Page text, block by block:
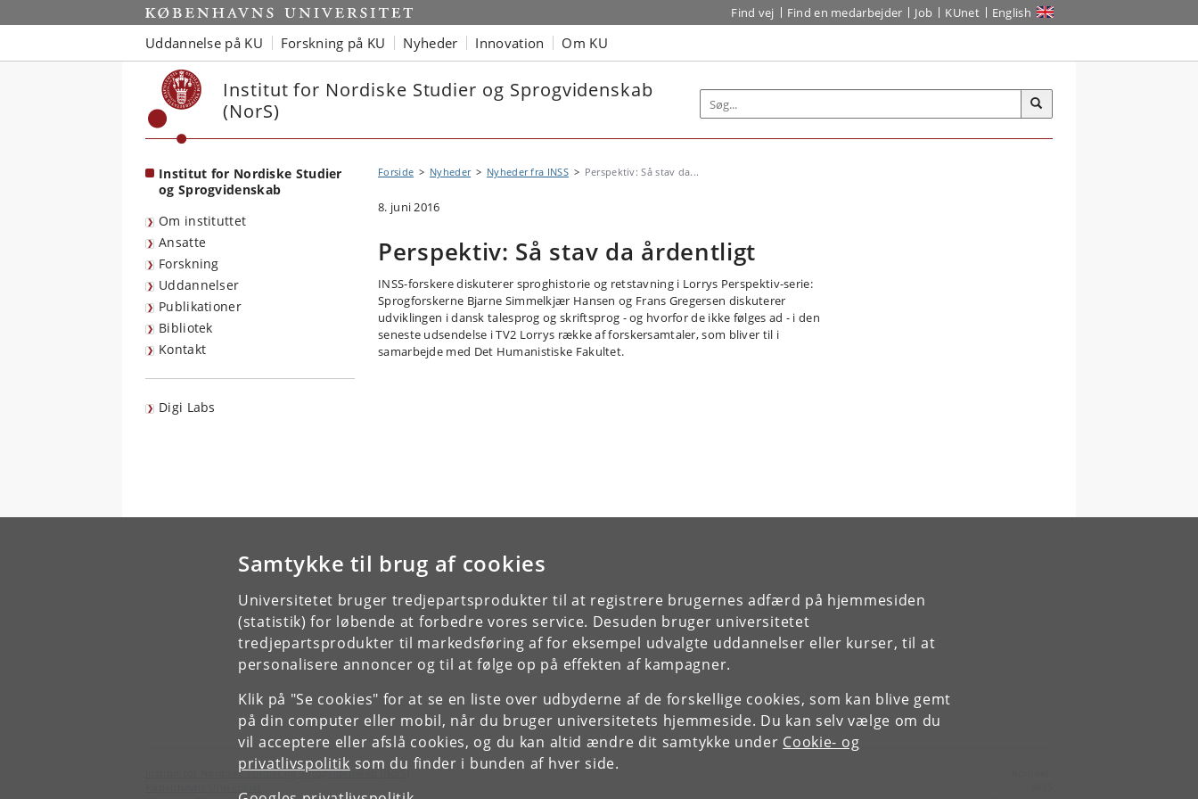
Samtykke til brug af cookies
Universitetet bruger tredjepartsprodukter til at registrere brugernes adfærd på hjemmesiden
(statistik) for løbende at forbedre vores service. Desuden bruger universitetet
tredjepartsprodukter til markedsføring af for eksempel udvalgte uddannelser eller kurser, til at
personalisere annoncer og til at følge op på effekten af kampagner.
Klik på "Se cookies" for at se en liste over udbyderne af de forskellige cookies, som kan blive gemt
på din computer eller mobil, når du bruger universitetets hjemmeside. Du kan selv vælge om du
vil acceptere eller afslå cookies, og du kan altid ændre dit samtykke under Cookie- og
privatlivspolitik som du finder i bunden af hver side.
Start Find vej Find en medarbejder Job KUnet English
Uddannelse på KU Forskning på KU Nyheder Innovation Om KU
Institut for Nordiske Studier og Sprogvidenskab
(NorS)
Institut for Nordiske Studier
og Sprogvidenskab
Om instituttet
Ansatte
Forskning
Uddannelser
Publikationer
Bibliotek
Kontakt
Digi Labs
Forside Nyheder Nyheder fra INSS Perspektiv: Så stav da...
8. juni 2016
Perspektiv: Så stav da årdentligt
INSS-forskere diskuterer sproghistorie og retstavning i Lorrys Perspektiv-serie:
Sprogforskerne Bjarne Simmelkjær Hansen og Frans Gregersen diskuterer
udviklingen i dansk talesprog og skriftsprog - og hvorfor de ikke følges ad - i den
seneste udsendelse i TV2 Lorrys række af forskersamtaler, som bliver til i
samarbejde med Det Humanistiske Fakultet.
Institut for Nordiske Studier og Sprogvidenskab (NorS)